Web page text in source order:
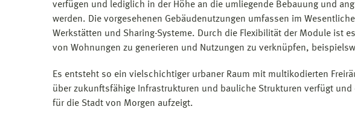
verfügen und lediglich in der Höhe an die umliegende Bebauung und
werden. Die vorgesehenen Gebäudenutzungen umfassen im
Werkstätten und Sharing-Systeme. Durch die Flexibilität der Module ist
von Wohnungen zu generieren und Nutzungen zu verknüpfen,
Es entsteht so ein vielschichtiger urbaner Raum mit multikodierten
über zukunftsfähige Infrastrukturen und bauliche Strukturen verfügt
für die Stadt von Morgen aufzeigt.